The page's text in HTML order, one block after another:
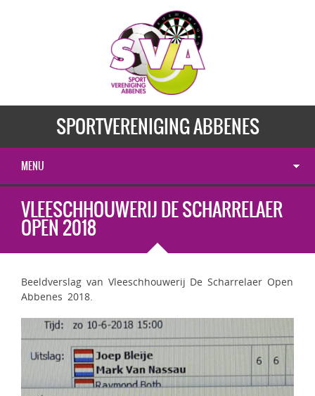
SPORTVERENIGING ABBENES
MENU
VLEESCHHOUWERIJ DE SCHARRELAER
OPEN 2018
Beeldverslag van Vleeschhouwerij De Scharrelaer Open
Abbenes 2018.